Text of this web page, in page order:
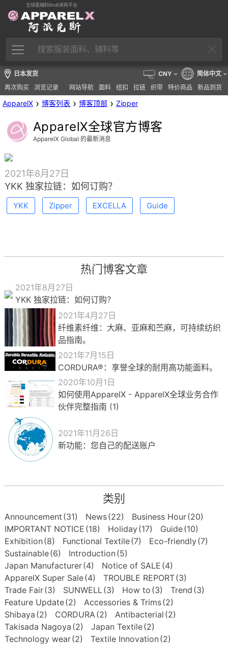
全球面辅料BtoB采购平台
日本发货
再次购买
浏览记录 网站导航 面料 纽扣 拉链 织带 特价商品 新品到货
CNY 简体中文
ApparelX › 博客列表 › 博客顶部 › Zipper
ApparelX全球官方博客
ApparelX Global 的最新消息
2021年8月27日
YKK 独家拉链：如何订购？
YKK Zipper EXCELLA Guide
热门博客文章
2021年8月27日
YKK 独家拉链：如何订购？
2021年4月27日
纤维素纤维：大麻、亚麻和苎麻，可持续纺织
品指南。
2021年7月15日
CORDURA®：享誉全球的耐用高功能面料。
2020年10月1日
如何使用ApparelX - ApparelX全球业务合作
伙伴完整指南 (1)
2021年11月26日
新功能：您自己的配送账户
类别
Announcement (31) News(22) Business Hour(20)
IMPORTANT NOTICE (18) Holiday(17) Guide(10)
Exhibition (8) Functional Textile(7) Eco-friendly(7)
Sustainable(6) Introduction (5)
Japan Manufacturer(4) Notice of SALE (4)
ApparelX Super Sale(4) TROUBLE REPORT(3)
Trade Fair(3) SUNWELL(3) How to (3) Trend (3)
Feature Update(2) Accessories & Trims(2)
Shibaya (2) CORDURA(2) Antibacterial (2)
Takisada Nagoya (2) Japan Textile(2)
Technology wear(2) Textile Innovation (2)